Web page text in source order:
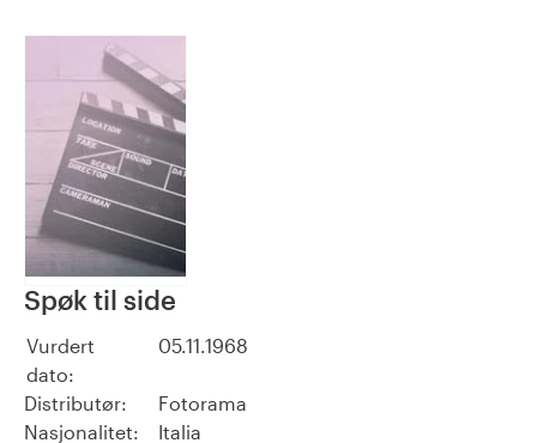
Spøk til side
Vurdert
dato:
05.11.1968
Distributør:
Fotorama
Nasjonalitet:
Italia